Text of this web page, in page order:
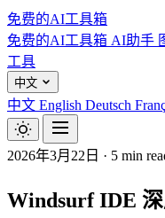
免费的AI工具箱
免费的AI工具箱 AI助手
工具
中文
中文 English Deutsch
2026年3月22日 · 5 min
Windsurf IDE